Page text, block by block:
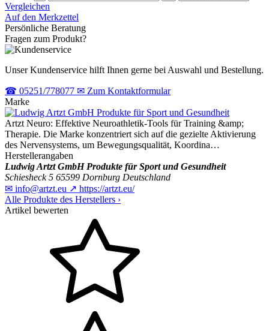
Vergleichen
Auf den Merkzettel
Persönliche Beratung
Fragen zum Produkt?
Unser Kundenservice hilft Ihnen gerne bei Auswahl und Bestellung.
☎ 05251/778077 ✉ Zum Kontaktformular
Marke
Artzt Neuro: Effektive Neuroathletik-Tools für Training &amp;
Therapie. Die Marke konzentriert sich auf die gezielte Aktivierung
des Nervensystems, um Bewegungsqualität, Koordina…
Herstellerangaben
Ludwig Artzt GmbH Produkte für Sport und Gesundheit
Schiesheck 5 65599 Dornburg Deutschland
✉ info@artzt.eu ↗ https://artzt.eu/
Alle Produkte des Herstellers ›
Artikel bewerten